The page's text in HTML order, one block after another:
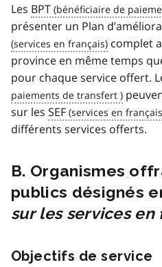
Les BPT
présenter un Plan
complet
province en même temps
pour chaque service offert.
sur les SEF
différents services offerts.
B. Organismes
publics désignés
sur les services en
Objectifs de service